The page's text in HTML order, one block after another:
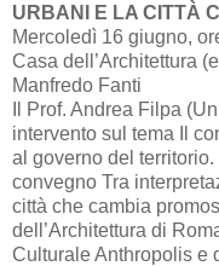
URBANI E LA CITTÀ
Mercoledì 16 giugno,
Casa dell’Architettura
Manfredo Fanti
Il Prof. Andrea Filpa
intervento sul tema Il
al governo del
convegno Tra
città che cambia
dell’Architettura di
Culturale Anthropolis e